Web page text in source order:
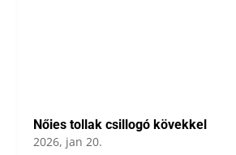
Nőies tollak csillogó kövekkel
2026, jan 20.